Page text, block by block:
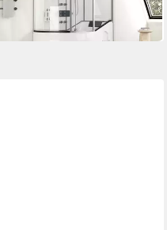
-9%
in 6-7 Werktagen bei dir